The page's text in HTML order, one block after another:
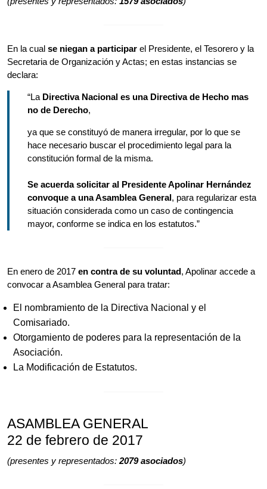
En la cual se niegan a participar el Presidente, el Tesorero y la
Secretaria de Organización y Actas; en estas instancias se
declara:
“La Directiva Nacional es una Directiva de Hecho mas
no de Derecho,
ya que se constituyó de manera irregular, por lo que se
hace necesario buscar el procedimiento legal para la
constitución formal de la misma.
Se acuerda solicitar al Presidente Apolinar Hernández
convoque a una Asamblea General, para regularizar esta
situación considerada como un caso de contingencia
mayor, conforme se indica en los estatutos.”
En enero de 2017 en contra de su voluntad, Apolinar accede a
convocar a Asamblea General para tratar:
El nombramiento de la Directiva Nacional y el
Comisariado.
Otorgamiento de poderes para la representación de la
Asociación.
La Modificación de Estatutos.
ASAMBLEA GENERAL
22 de febrero de 2017
(presentes y representados: 2079 asociados)